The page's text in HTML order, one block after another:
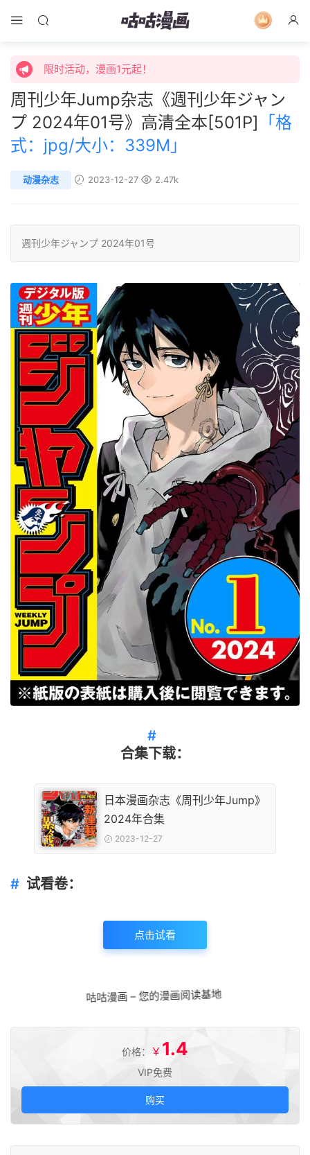
限时活动，漫画1元起！
限时活动，漫画1元起！
限时特价购买终身会员享受全站免费体验！
周刊少年Jump杂志《週刊少年ジャン
プ 2024年01号》高清全本[501P]
「格
式：jpg/大小：339M」
动漫杂志 2023-12-27 2.47k
週刊少年ジャンプ 2024年01号
合集下载：
日本漫画杂志《周刊少年Jump》
2024年合集
2023-12-27
试看卷：
点击试看
咕咕漫画 – 您的漫画阅读基地
价格： ￥ 1.4
VIP免费
购买